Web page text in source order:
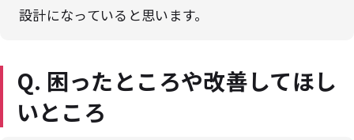
設計になっていると思います。
Q. 困ったところや改善してほし
いところ